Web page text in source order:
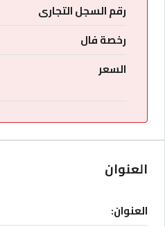
رقم السجل التجارى
رخصة فال
السعر
العنوان
العنوان: